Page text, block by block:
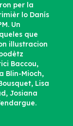
per la
lo Danís
Un
que
illustracion
Baccou,
Blin-Mioch,
Lisa
Josiana